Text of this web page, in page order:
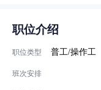
职位介绍
职位类型 普工/操作工
班次安排